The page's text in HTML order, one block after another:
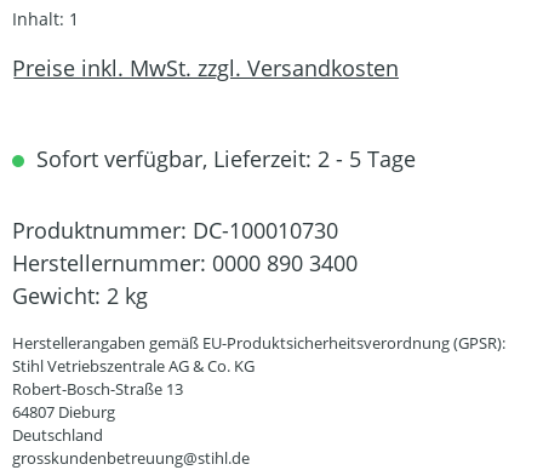
Inhalt: 1
Preise inkl. MwSt. zzgl. Versandkosten
Sofort verfügbar, Lieferzeit: 2 - 5 Tage
Produktnummer: DC-100010730
Herstellernummer: 0000 890 3400
Gewicht: 2 kg
Herstellerangaben gemäß EU-Produktsicherheitsverordnung (GPSR):
Stihl Vetriebszentrale AG & Co. KG
Robert-Bosch-Straße 13
64807 Dieburg
Deutschland
grosskundenbetreuung@stihl.de